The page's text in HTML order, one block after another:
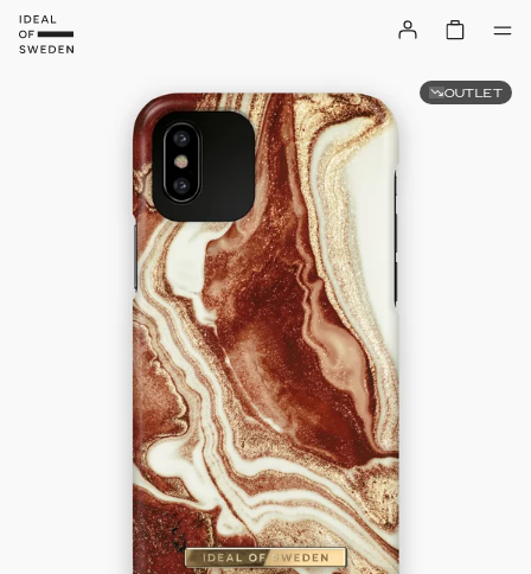
OUTLET